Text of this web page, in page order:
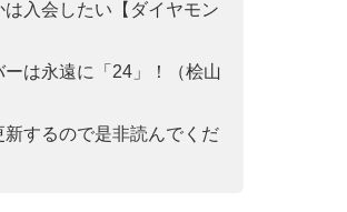
は入会 したい【ダイヤモン
は永遠に「24」！（桧山
新するので是非読んでくだ